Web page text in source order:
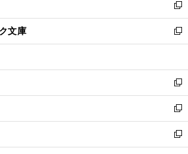
く
で
開
く
ド
ウ
で
開
ィ
ン
ド
ウ
開
く
い
ウ
ィ
ン
ウ
で
開
く
新
し
い
ウ
ン
ド
ウ
で
開
く
文庫
新
し
ウ
ィ
ン
ド
ウ
で
開
新
し
い
ウ
ィ
ン
新
し
い
ウ
新
し